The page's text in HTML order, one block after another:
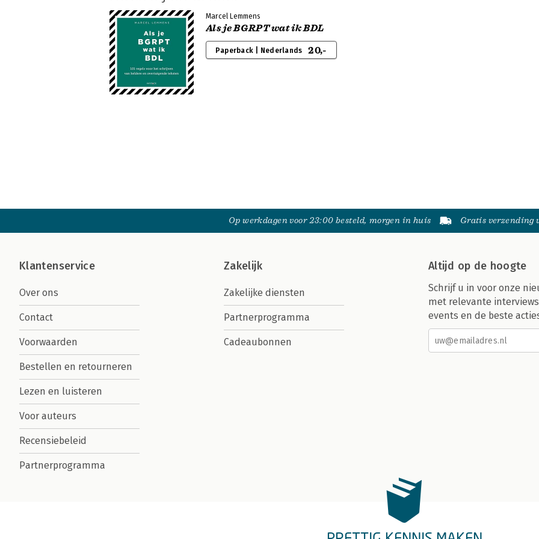
Marcel Lemmens
Als je BGRPT wat ik BDL
Paperback | Nederlands 20,-
Op werkdagen voor 23:00 besteld, morgen in huis Gratis verzending
Klantenservice
Over ons
Contact
Voorwaarden
Bestellen en retourneren
Lezen en luisteren
Voor auteurs
Recensiebeleid
Partnerprogramma
Zakelijk
Zakelijke diensten
Partnerprogramma
Cadeaubonnen
Altijd op de hoogte
Schrijf u in voor onze
met relevante
events en de beste